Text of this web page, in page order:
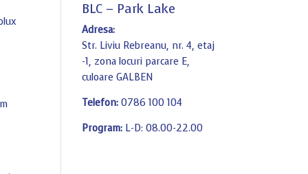
BLC – Park Lake
Adresa:
Str. Liviu Rebreanu, nr. 4, etaj
-1, zona locuri parcare E,
culoare GALBEN
Telefon:0786 100 104
Program: L-D: 08.00-22.00